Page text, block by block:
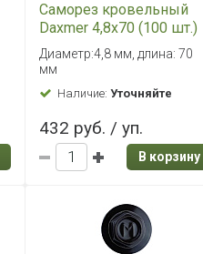
Саморез кровельный
Daxmer 4,8х70 (100 шт.)
сверло №1 RAL 7024
Диаметр:4,8 мм, длина: 70
мм
Наличие:Уточняйте
432 руб. / уп.
В корзину